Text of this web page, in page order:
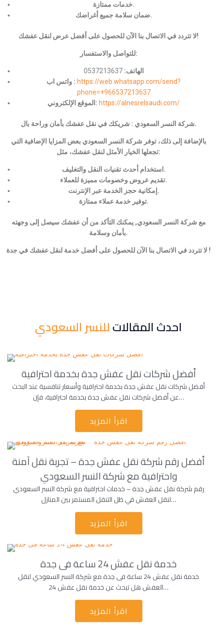
خدمات ممتازة.
ضمان سلامة جميع أغراضك.
لا تتردد في الاتصال بنا الآن للحصول على أفضل عرض لنقل عفشك!
للتواصل والاستفسار:
الهاتف: 0537213637
واتس اب : https://web.whatsapp.com/send?
phone=+966537213637
الموقع الإلكتروني: https://alnesrelsaudi.com/
شركة النسر السعودي : شريكك في نقل عفشك بأمان وراحة بال.
بالإضافة إلى ذلك، توفر شركة النسر السعودي بعض المزايا الإضافية التي
تجعلها الخيار الأمثل لنقل عفشك، مثل:
استخدام أحدث تقنيات النقل والتغليف.
تقديم عروض وخصومات مميزة للعملاء.
إمكانية حجز الخدمة عبر الإنترنت.
توفير خدمة عملاء ممتازة.
مع شركة النسر السعودي, يمكنك التأكد من أن عفشك سيصل إلى وجهته
بأمان وسلامة.
لا تتردد في الاتصال بنا الآن للحصول على أفضل خدمة لنقل عفشك في جدة !
احدث المقالاتللنسر السعودي
أفضل شركات نقل عفش جدة بخدمة احترافية
أفضل شركات نقل عفش جدة بخدمة احترافية وأسعار تنافسية عند البحث
عن أفضل شركات نقل عفش جدة بخدمة احترافية، فإن…
اقرأ المزيد
أفضل رقم شركة نقل عفش جدة – تجربة نقل آمنة
واحترافية مع شركة النسر السعودي
رقم شركة نقل عفش جدة – خدمات احترافية مع شركة النسر السعودي
لنقل العفش في ظل التنقل المستمر بين المنازل…
اقرأ المزيد
خدمة نقل عفش 24 ساعة فى جدة
خدمة نقل عفش 24 ساعة فى جدة مع شركة النسر السعودي لنقل
العفش هل تبحث عن خدمة نقل عفش 24…
اقرأ المزيد